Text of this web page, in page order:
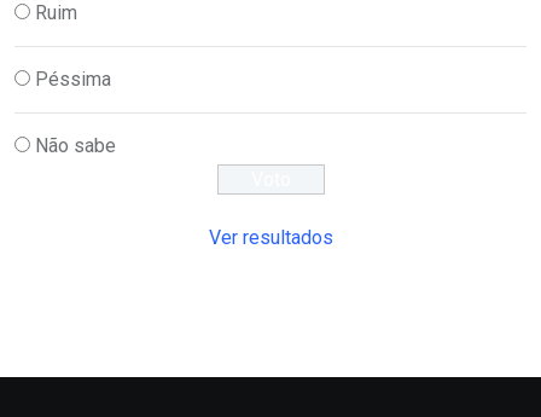
Ruim
Péssima
Não sabe
Ver resultados